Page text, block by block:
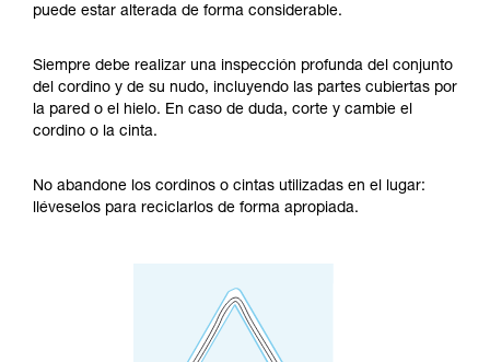
puede estar alterada de forma considerable.
Siempre debe realizar una inspección profunda del conjunto
del cordino y de su nudo, incluyendo las partes cubiertas por
la pared o el hielo. En caso de duda, corte y cambie el
cordino o la cinta.
No abandone los cordinos o cintas utilizadas en el lugar:
lléveselos para reciclarlos de forma apropiada.